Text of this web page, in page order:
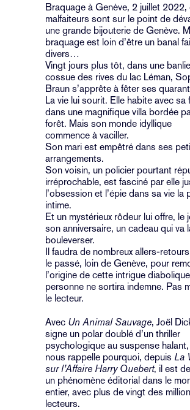
Braquage à Genève, 2 juillet 2022,
malfaiteurs sont sur le point de
une grande bijouterie de Genève.
braquage est loin d’être un banal
divers…
Vingt jours plus tôt, dans une
cossue des rives du lac Léman,
Braun s’apprête à fêter ses
La vie lui sourit. Elle habite avec sa
dans une magnifique villa bordée
forêt. Mais son monde idyllique
commence à vaciller.
Son mari est empêtré dans ses
arrangements.
Son voisin, un policier pourtant
irréprochable, est fasciné par elle
l’obsession et l’épie dans sa vie la
intime.
Et un mystérieux rôdeur lui offre, le
son anniversaire, un cadeau qui va
bouleverser.
Il faudra de nombreux allers-
le passé, loin de Genève, pour
l’origine de cette intrigue
personne ne sortira indemne. Pas
le lecteur.
Avec Un Animal Sauvage, Joël
signe un polar doublé d’un thriller
psychologique au suspense
nous rappelle pourquoi, depuis La
sur l’Affaire Harry Quebert, il est
un phénomène éditorial dans le
entier, avec plus de vingt des
lecteurs.